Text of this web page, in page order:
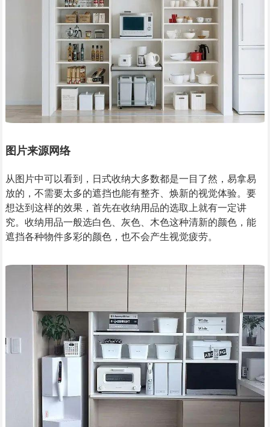
图片来源网络
从图片中可以看到，日式收纳大多数都是一目了然，易拿易
放的，不需要太多的遮挡也能有整齐、焕新的视觉体验。要
想达到这样的效果，首先在收纳用品的选取上就有一定讲
究。收纳用品一般选白色、灰色、木色这种清新的颜色，能
遮挡各种物件多彩的颜色，也不会产生视觉疲劳。